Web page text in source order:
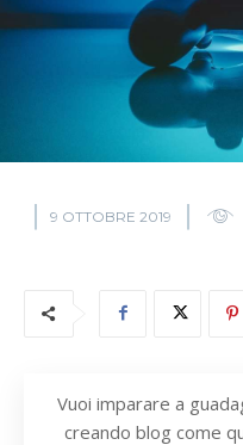
9 OTTOBRE 2019
Vuoi imparare a
creando blog come